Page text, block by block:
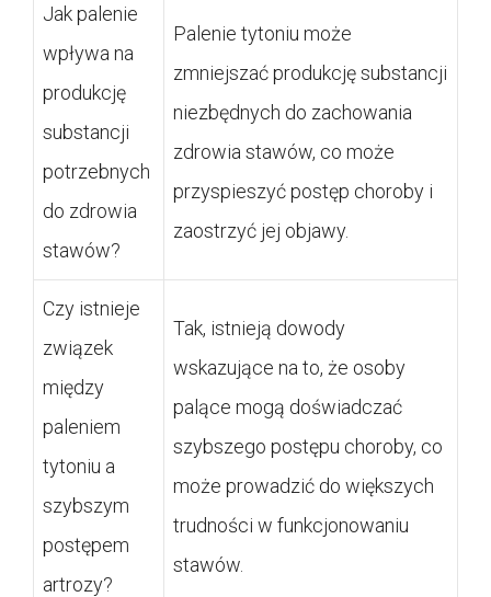
Jak palenie
wpływa na
produkcję
substancji
potrzebnych
do zdrowia
stawów?
Palenie tytoniu może
zmniejszać produkcję substancji
niezbędnych do zachowania
zdrowia stawów, co może
przyspieszyć postęp choroby i
zaostrzyć jej objawy.
Czy istnieje
związek
między
paleniem
tytoniu a
szybszym
postępem
artrozy?
Tak, istnieją dowody
wskazujące na to, że osoby
palące mogą doświadczać
szybszego postępu choroby, co
może prowadzić do większych
trudności w funkcjonowaniu
stawów.